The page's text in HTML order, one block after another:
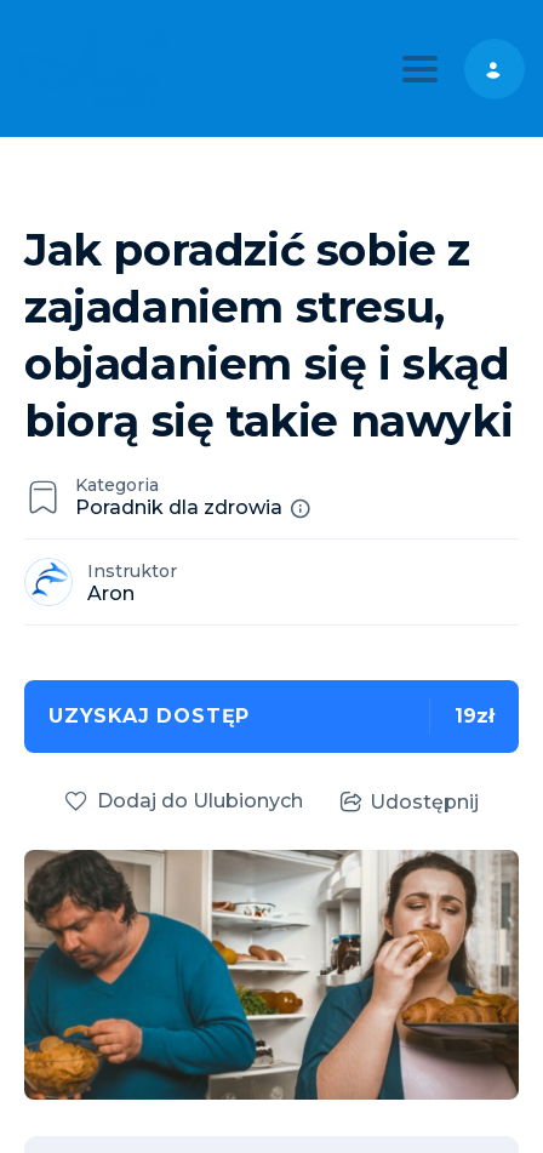
Toggle
Kategoria
Poradnik dla zdrowia
Instruktor
Aron
Jak poradzić sobie z
zajadaniem stresu,
objadaniem się i skąd
biorą się takie nawyki
UZYSKAJ DOSTĘP 19zł
Dodaj do Ulubionych Udostępnij